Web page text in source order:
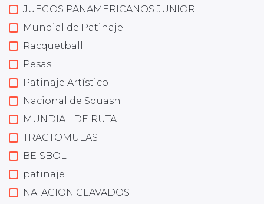
JUEGOS PANAMERICANOS JUNIOR
Mundial de Patinaje
Racquetball
Pesas
Patinaje Artístico
Nacional de Squash
MUNDIAL DE RUTA
TRACTOMULAS
BEISBOL
patinaje
NATACION CLAVADOS